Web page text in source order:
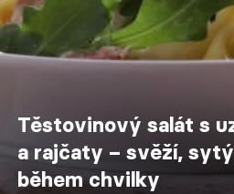
Těstovinový salát s
a rajčaty – svěží,
během chvilky